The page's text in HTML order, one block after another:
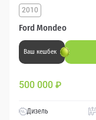
Ford Mondeo
2010
Ваш кешбек
500 000 ₽
Дизель